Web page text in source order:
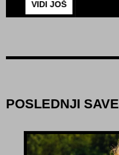
POSLEDNJI